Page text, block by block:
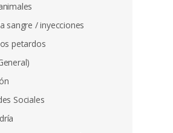
sangre / inyecciones
petardos
Sociales